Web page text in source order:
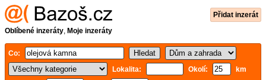
Přidat inzerát
Oblíbené inzeráty, Moje inzeráty
Co:
Lokalita:
Okolí:
km